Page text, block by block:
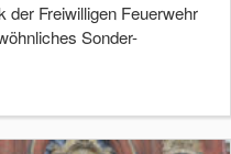
der Freiwilligen Feuerwehr
Sonder-